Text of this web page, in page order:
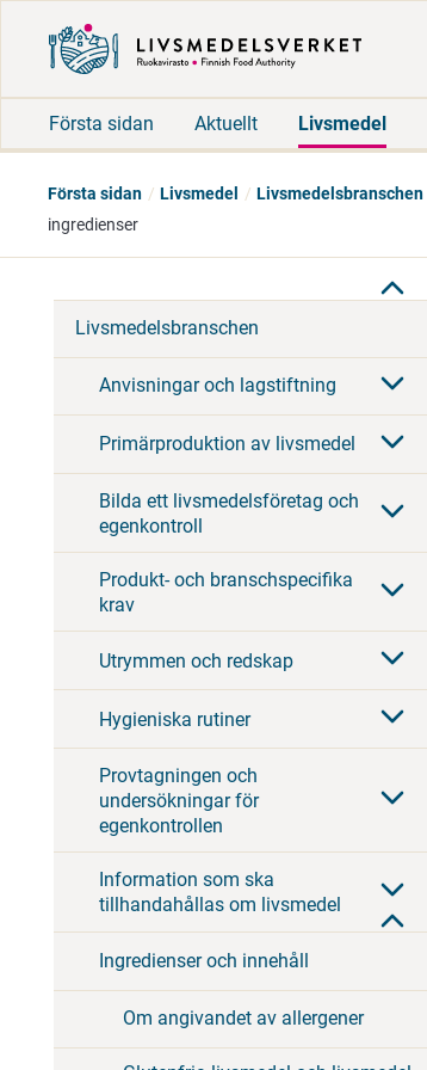
Första sidan Aktuellt Livsmedel
Första sidan Livsmedel Livsmedelsbranschen
ingredienser
Livsmedelsbranschen
Anvisningar och lagstiftning
Primärproduktion av livsmedel
Bilda ett livsmedelsföretag och
egenkontroll
Produkt- och branschspecifika
krav
Utrymmen och redskap
Hygieniska rutiner
Provtagningen och
undersökningar för
egenkontrollen
Information som ska
tillhandahållas om livsmedel
Ingredienser och innehåll
Om angivandet av allergener